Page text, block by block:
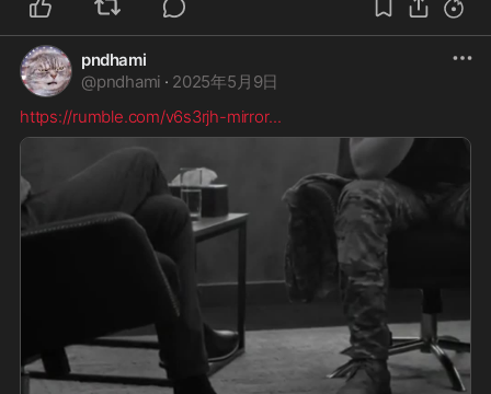
pndhami
@pndhami · 2025年5月9日
https://rumble.com/v6s3rjh-mirror...